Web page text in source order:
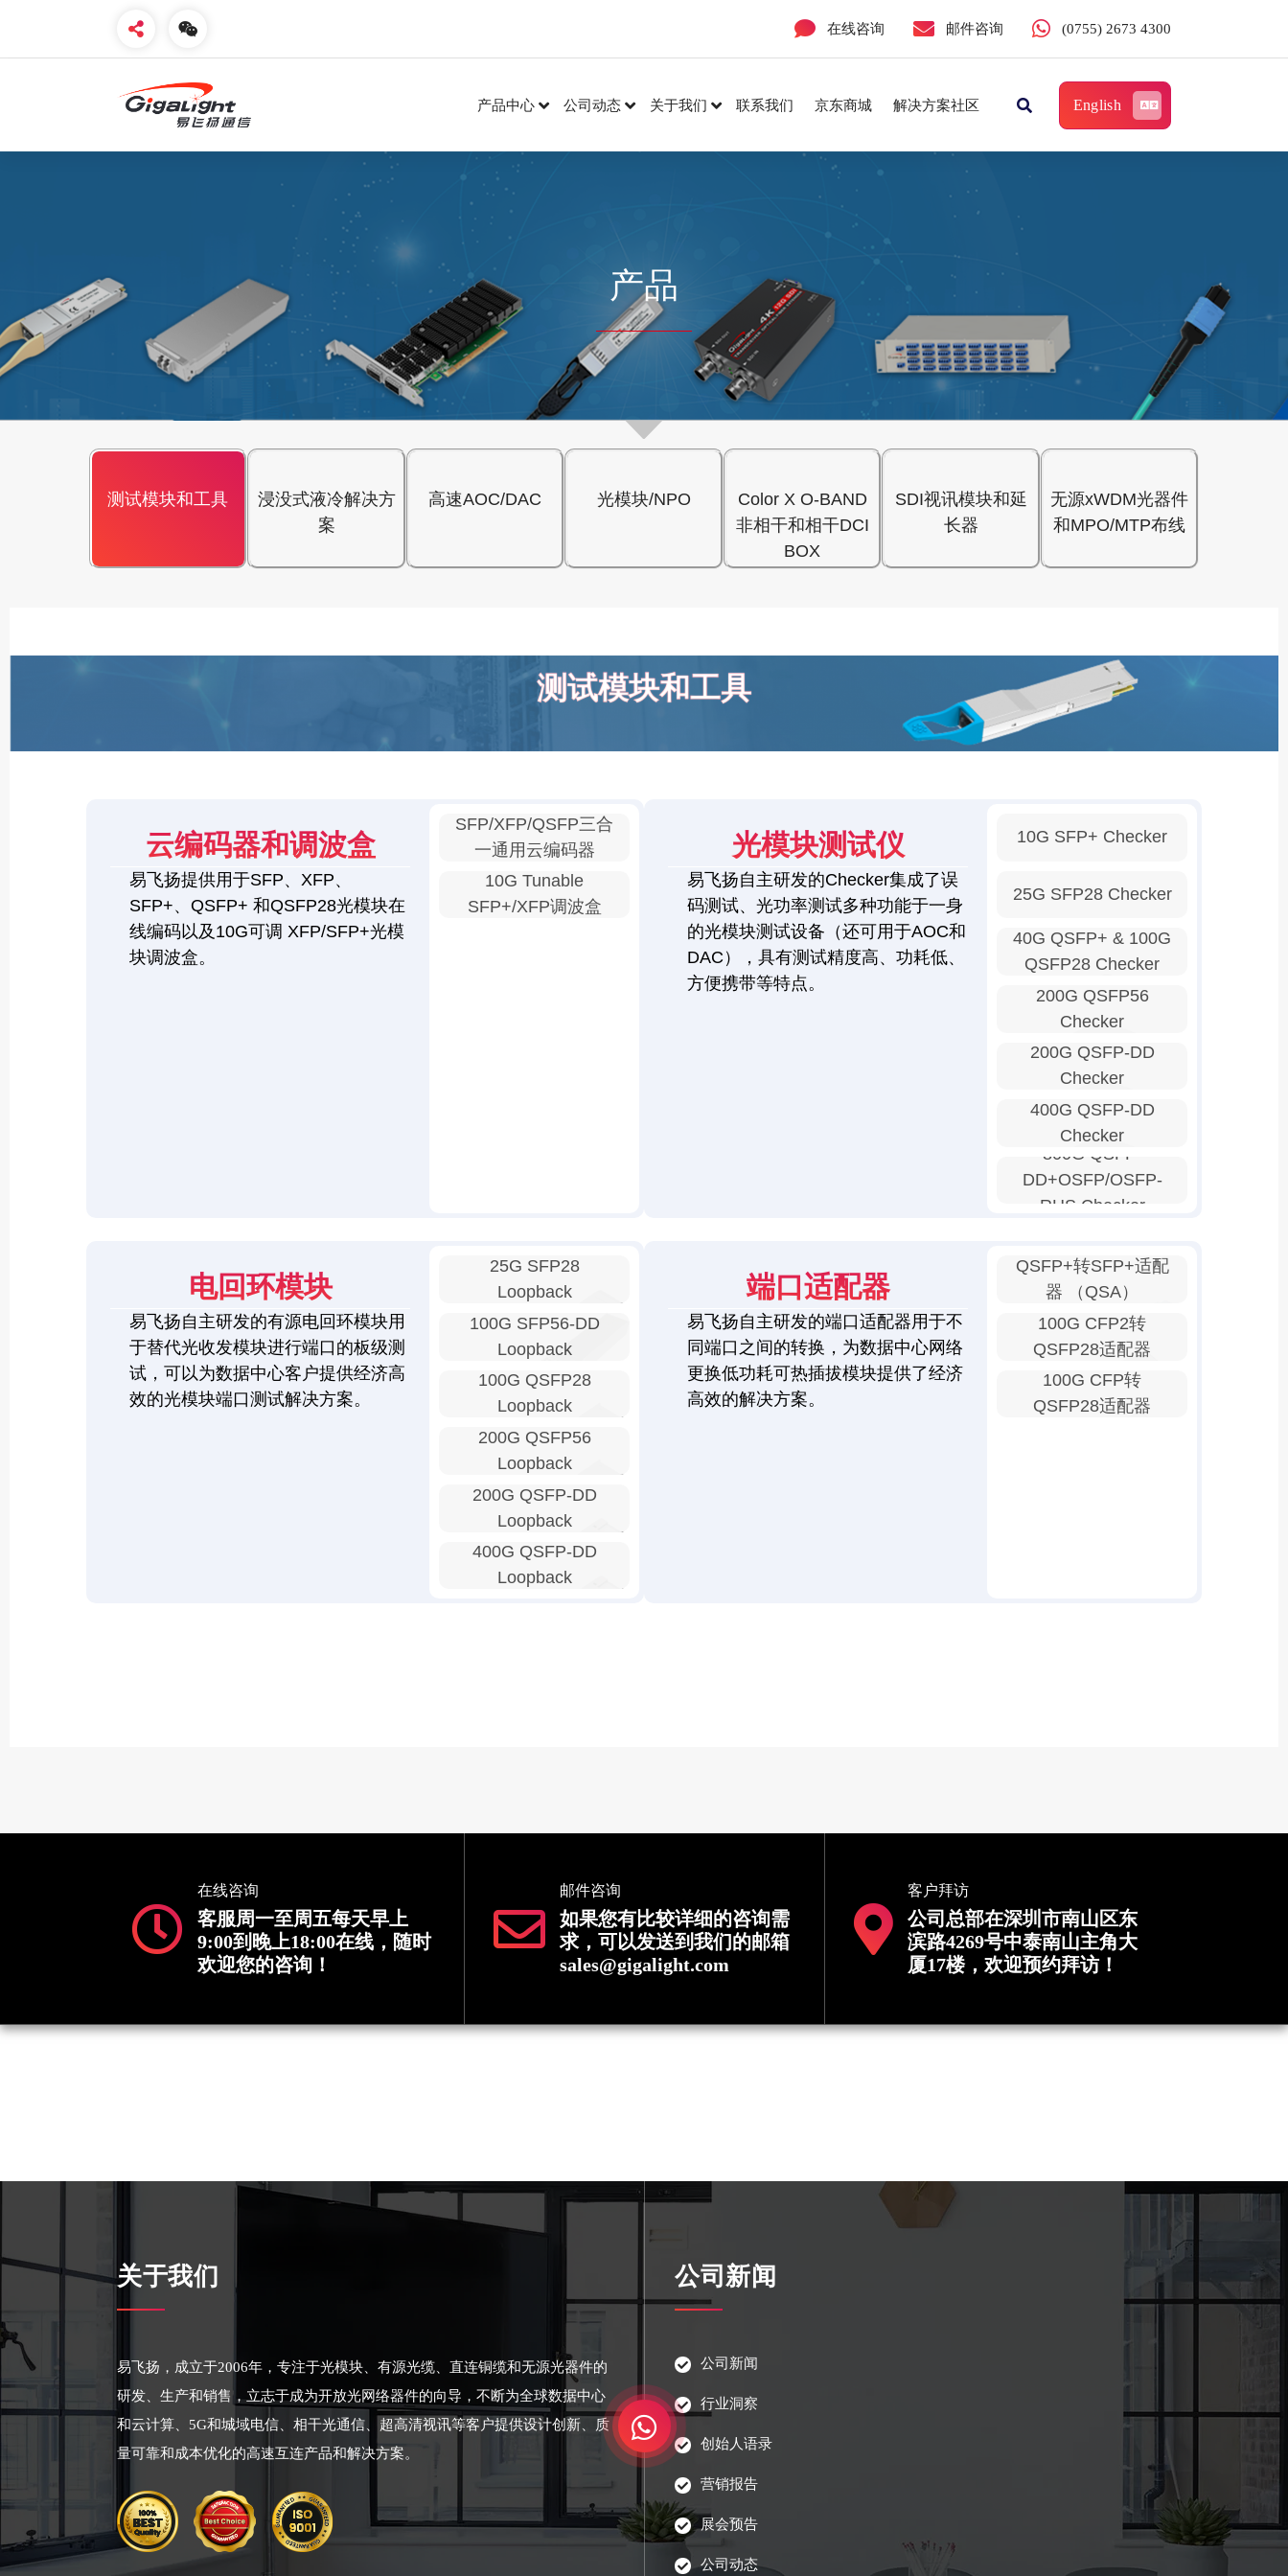
在线咨询 邮件咨询 (0755) 2673 4300
产品中心 公司动态 关于我们 联系我们 京东商城 解决方案社区 English
产品
测试模块和工具
浸没式液冷解决方
案
高速AOC/DAC 光模块/NPO
Color X O-BAND
非相干和相干DCI
BOX
SDI视讯模块和延
长器
无源xWDM光器件
和MPO/MTP布线
测试模块和工具
云编码器和调波盒
易飞扬提供用于SFP、XFP、
SFP+、QSFP+ 和QSFP28光模块在
线编码以及10G可调 XFP/SFP+光模
块调波盒。
SFP/XFP/QSFP三合
一通用云编码器
10G Tunable
SFP+/XFP调波盒
光模块测试仪
易飞扬自主研发的Checker集成了误
码测试、光功率测试多种功能于一身
的光模块测试设备（还可用于AOC和
DAC），具有测试精度高、功耗低、
方便携带等特点。
10G SFP+ Checker
25G SFP28 Checker
40G QSFP+ & 100G
QSFP28 Checker
200G QSFP56
Checker
200G QSFP-DD
Checker
400G QSFP-DD
Checker
800G QSFP-
DD+OSFP/OSFP-
RHS Checker
电回环模块
易飞扬自主研发的有源电回环模块用
于替代光收发模块进行端口的板级测
试，可以为数据中心客户提供经济高
效的光模块端口测试解决方案。
25G SFP28
Loopback
100G SFP56-DD
Loopback
100G QSFP28
Loopback
200G QSFP56
Loopback
200G QSFP-DD
Loopback
400G QSFP-DD
Loopback
端口适配器
易飞扬自主研发的端口适配器用于不
同端口之间的转换，为数据中心网络
更换低功耗可热插拔模块提供了经济
高效的解决方案。
QSFP+转SFP+适配
器 （QSA）
100G CFP2转
QSFP28适配器
100G CFP转
QSFP28适配器
在线咨询
客服周一至周五每天早上
9:00到晚上18:00在线，随时
欢迎您的咨询！
邮件咨询
如果您有比较详细的咨询需
求，可以发送到我们的邮箱
sales@gigalight.com
客户拜访
公司总部在深圳市南山区东
滨路4269号中泰南山主角大
厦17楼，欢迎预约拜访！
关于我们
易飞扬，成立于2006年，专注于光模块、有源光缆、直连铜缆和无源光器件的
研发、生产和销售，立志于成为开放光网络器件的向导，不断为全球数据中心
和云计算、5G和城域电信、相干光通信、超高清视讯等客户提供设计创新、质
量可靠和成本优化的高速互连产品和解决方案。
公司新闻
公司新闻
行业洞察
创始人语录
营销报告
展会预告
公司动态